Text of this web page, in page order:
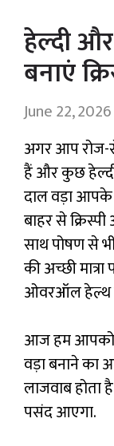
हेल्दी
बनाएं
June 22, 2026
अगर आप रोज-
हैं और कुछ हेल्दी
दाल वड़ा
बाहर से
साथ पोषण से
की अच्छी
ओवरऑल हेल्थ
आज हम आपको
वड़ा बनाने का
लाजवाब होता
पसंद आएगा.